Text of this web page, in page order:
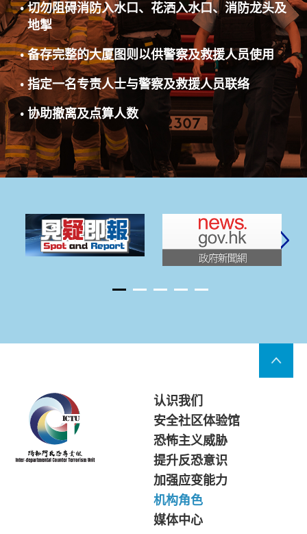
切勿阻碍消防入水口、花洒入水口、消防龙头及
地掣
备存完整的大厦图则以供警察及救援人员使用
指定一名专责人士与警察及救援人员联络
协助撤离及点算人数
认识我们
安全社区体验馆
恐怖主义威胁
提升反恐意识
加强应变能力
机构角色
媒体中心